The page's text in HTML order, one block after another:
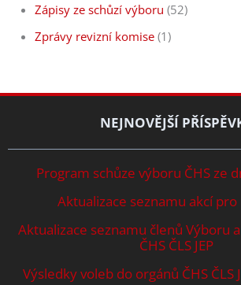
Zápisy ze schůzí výboru (52)
Zprávy revizní komise (1)
NEJNOVĚJŠÍ
Program schůze výboru ČHS ze
Aktualizace seznamu akcí
Aktualizace seznamu členů Výboru
ČHS ČLS JEP
Výsledky voleb do orgánů ČHS ČLS